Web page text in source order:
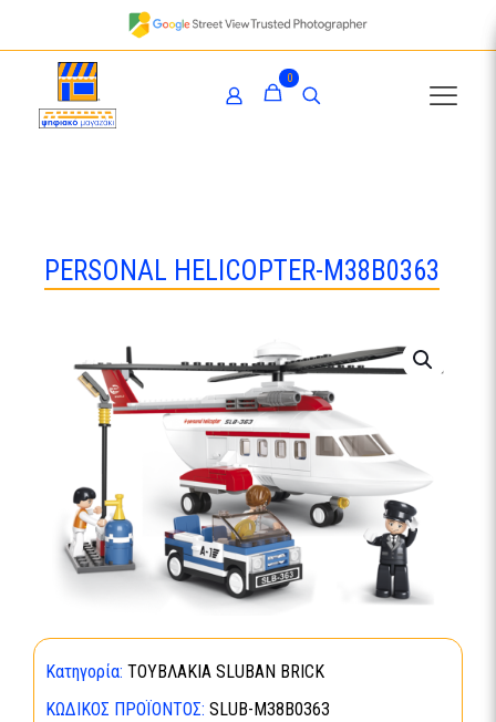
0
PERSONAL HELICOPTER-Μ38Β0363
Κατηγορία: ΤΟΥΒΛΑΚΙΑ SLUBAN BRICK
ΚΩΔΙΚΌΣ ΠΡΟΪΌΝΤΟΣ: SLUB-Μ38Β0363